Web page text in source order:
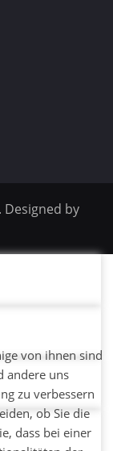
Designed by
von ihnen sind
andere uns
zu verbessern
ob Sie die
dass bei einer